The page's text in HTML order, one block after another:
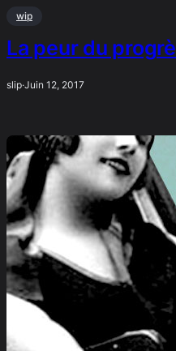
wip
La peur du
slip·Juin 12, 2017